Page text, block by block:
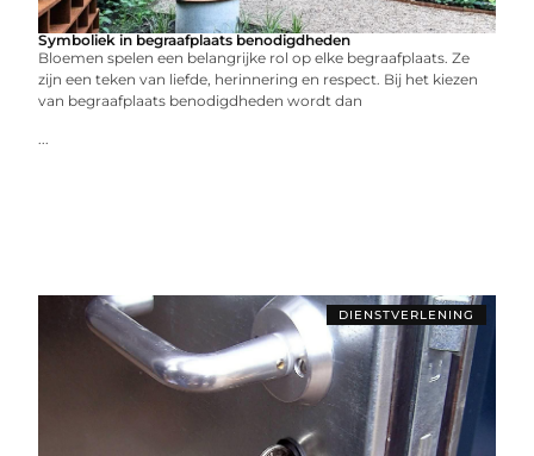
Symboliek in begraafplaats benodigdheden
Bloemen spelen een belangrijke rol op elke begraafplaats. Ze
zijn een teken van liefde, herinnering en respect. Bij het kiezen
van begraafplaats benodigdheden wordt dan
...
DIENSTVERLENING